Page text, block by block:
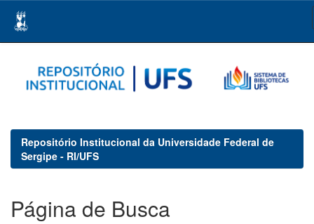
navigation
Repositório Institucional da Universidade Federal de
Sergipe - RI/UFS
Página de Busca